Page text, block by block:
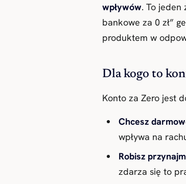
wpływów. To
bankowe za 0 zł”
produktem w
Dla kogo to
Konto za Zero jest
Chcesz
wpływa na
Robisz
zdarza się to